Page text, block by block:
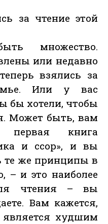
за чтение этой
множество.
или недавно
взялись за
Или у вас
бы хотели, чтобы
Может быть, вам
первая книга
и ссор», и вы
те же принципы в
– и это наиболее
чтения – вы
Вам кажется,
худшим